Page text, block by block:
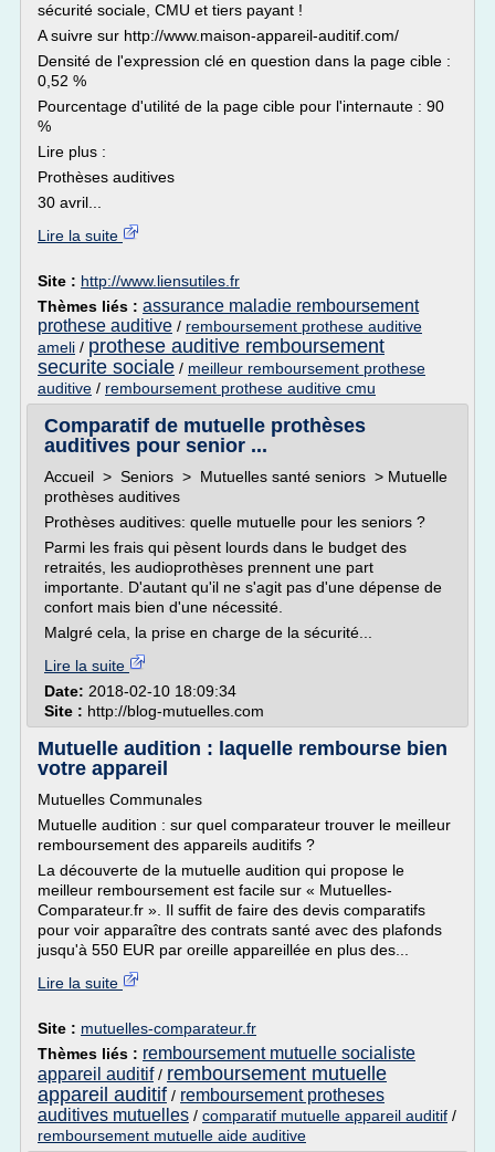
sécurité sociale, CMU et tiers payant !
A suivre sur http://www.maison-appareil-auditif.com/
Densité de l'expression clé en question dans la page cible :
0,52 %
Pourcentage d'utilité de la page cible pour l'internaute : 90
%
Lire plus :
Prothèses auditives
30 avril...
Lire la suite
Site : http://www.liensutiles.fr
Thèmes liés : assurance maladie remboursement
prothese auditive / remboursement prothese auditive
ameli / prothese auditive remboursement
securite sociale / meilleur remboursement prothese
auditive / remboursement prothese auditive cmu
Comparatif de mutuelle prothèses
auditives pour senior ...
Accueil > Seniors > Mutuelles santé seniors > Mutuelle
prothèses auditives
Prothèses auditives: quelle mutuelle pour les seniors ?
Parmi les frais qui pèsent lourds dans le budget des
retraités, les audioprothèses prennent une part
importante. D'autant qu'il ne s'agit pas d'une dépense de
confort mais bien d'une nécessité.
Malgré cela, la prise en charge de la sécurité...
Lire la suite
Date: 2018-02-10 18:09:34
Site : http://blog-mutuelles.com
Mutuelle audition : laquelle rembourse bien
votre appareil
Mutuelles Communales
Mutuelle audition : sur quel comparateur trouver le meilleur
remboursement des appareils auditifs ?
La découverte de la mutuelle audition qui propose le
meilleur remboursement est facile sur « Mutuelles-
Comparateur.fr ». Il suffit de faire des devis comparatifs
pour voir apparaître des contrats santé avec des plafonds
jusqu'à 550 EUR par oreille appareillée en plus des...
Lire la suite
Site : mutuelles-comparateur.fr
Thèmes liés : remboursement mutuelle socialiste
appareil auditif/ remboursement mutuelle
appareil auditif / remboursement protheses
auditives mutuelles / comparatif mutuelle appareil auditif /
remboursement mutuelle aide auditive